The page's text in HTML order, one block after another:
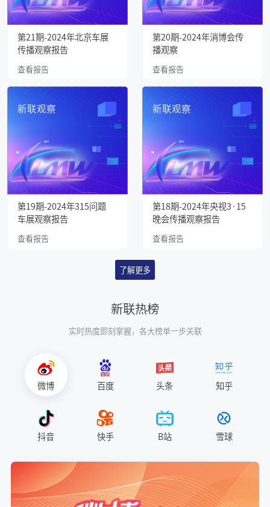
第21期-2024年北京车展
传播观察报告
查看报告
第20期-2024年消博会传
播观察
查看报告
新联观察
第19期-2024年315问题
车展观察报告
查看报告
新联观察
第18期-2024年央视3·15
晚会传播观察报告
查看报告
了解更多
新联热榜
实时热度即刻掌握，各大榜单一步关联
微博 百度 头条 知乎
抖音 快手 B站 雪球